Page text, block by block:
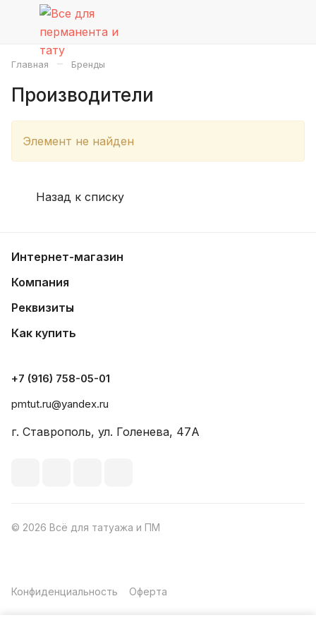
Главная – Бренды
Производители
Элемент не найден
Назад к списку
Интернет-магазин
Компания
Реквизиты
Как купить
+7 (916) 758-05-01
pmtut.ru@yandex.ru
г. Ставрополь, ул. Голенева, 47А
© 2026 Всё для татуажа и ПМ
Конфиденциальность Оферта